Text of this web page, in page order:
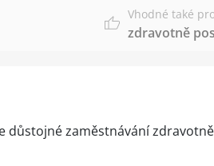
Vhodné také
zdravotně
důstojné zaměstnávání zdravotně